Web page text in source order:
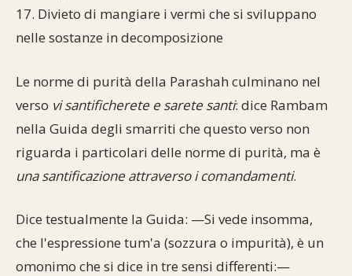
17. Divieto di mangiare i vermi che si sviluppano
nelle sostanze in decomposizione
Le norme di purità della Parashah culminano nel
verso vi santificherete e sarete santi: dice Rambam
nella Guida degli smarriti che questo verso non
riguarda i particolari delle norme di purità, ma è
una santificazione attraverso i comandamenti.
Dice testualmente la Guida: —Si vede insomma,
che l'espressione tum'a (sozzura o impurità), è un
omonimo che si dice in tre sensi differenti:—